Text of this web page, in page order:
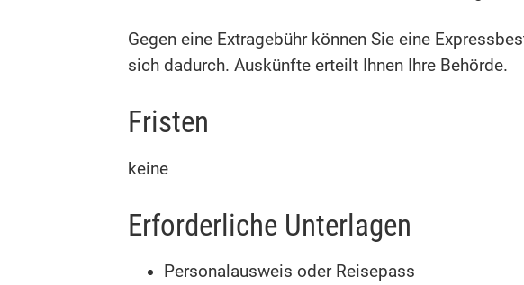
Gegen eine Extragebühr können Sie eine
sich dadurch. Auskünfte erteilt Ihnen Ihre Behörde.
Fristen
keine
Erforderliche Unterlagen
Personalausweis oder Reisepass